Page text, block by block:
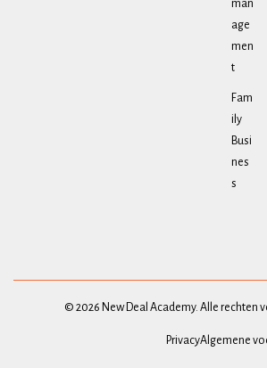
man
age
men
t
Fam
ily
Busi
nes
s
© 2026 New Deal Academy. Alle rechten
PrivacyAlgemene